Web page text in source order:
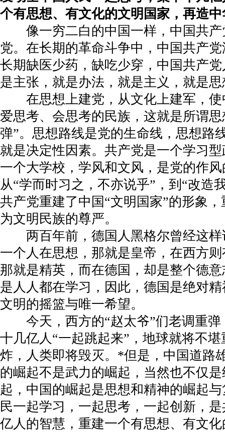
个有思想、有文化的文明国家，再造
像一穷二白的中国一样，中国共产
党。在长期的革命斗争中，中国共产
长期缺医少药，缺吃少穿，中国共产
是主张，就是办法，就是主义，就是
在思想上建党，从文化上建军，使
爱思考、会思考的民族，这就是所谓
弹”。思想路线是党的生命线，思想路
就是决定性因素。共产党是一个学习
一个大学校，学风和文风，是党的作
从“学而时习之，不亦说乎”，到“改造
共产党重建了中国“文明国家”的形象
为文明民族的尊严。
两百年前，德国人黑格尔曾经这样
一个人在思想，那就是皇帝，在西方
那就是精英，而在德国，却是整个德
是人人都在学习，因此，德国是绝对
文明的摇篮与唯一希望。
今天，西方的“赵太爷”们老调重弹
十几亿人“一起跳起来”，地球就将不
炸，人类即将毁灭。 *但是，中国道路
的崛起不是武力的崛起，当然也不仅
起，中国的崛起是思想和精神的崛起
民一起学习，一起思考，一起创新，
亿人的智慧，重建一个有思想、有文